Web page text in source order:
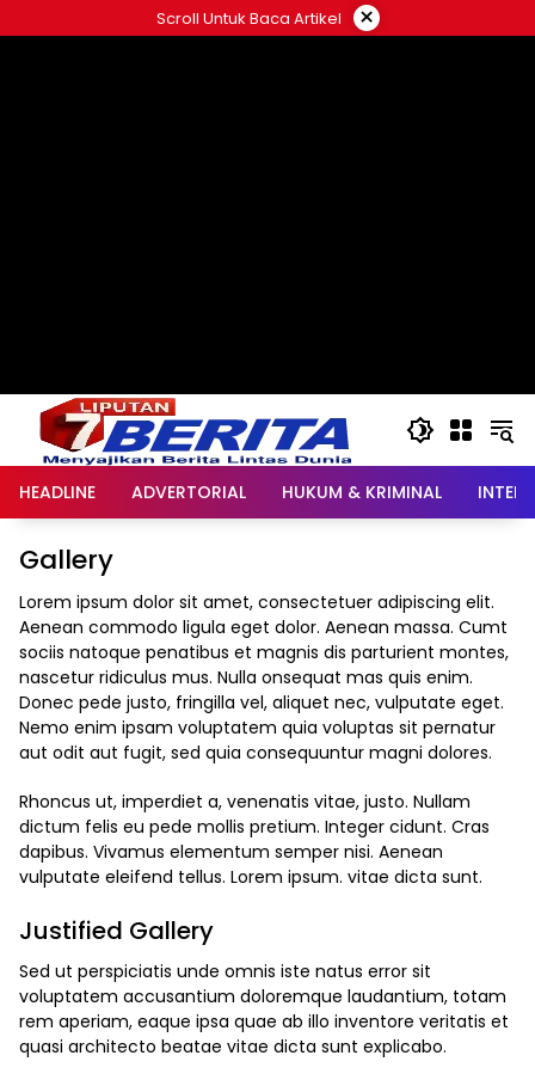
ke
Scroll Untuk Baca Artikel ×
HEADLINE ADVERTORIAL HUKUM & KRIMINAL
Gallery
Lorem ipsum dolor sit amet, consectetuer adipiscing elit.
Aenean commodo ligula eget dolor. Aenean massa. Cumt
sociis natoque penatibus et magnis dis parturient montes,
nascetur ridiculus mus. Nulla onsequat mas quis enim.
Donec pede justo, fringilla vel, aliquet nec, vulputate eget.
Nemo enim ipsam voluptatem quia voluptas sit pernatur
aut odit aut fugit, sed quia consequuntur magni dolores.
Rhoncus ut, imperdiet a, venenatis vitae, justo. Nullam
dictum felis eu pede mollis pretium. Integer cidunt. Cras
dapibus. Vivamus elementum semper nisi. Aenean
vulputate eleifend tellus. Lorem ipsum. vitae dicta sunt.
Justified Gallery
Sed ut perspiciatis unde omnis iste natus error sit
voluptatem accusantium doloremque laudantium, totam
rem aperiam, eaque ipsa quae ab illo inventore veritatis et
quasi architecto beatae vitae dicta sunt explicabo.